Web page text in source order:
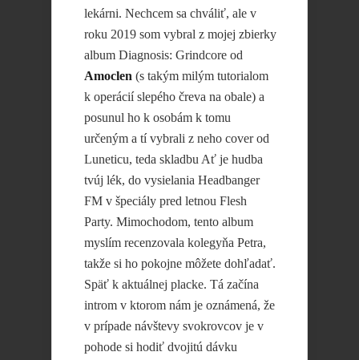
lekárni. Nechcem sa chváliť, ale v
roku 2019 som vybral z mojej zbierky
album Diagnosis: Grindcore od
Amoclen (s takým milým tutorialom
k operácií slepého čreva na obale) a
posunul ho k osobám k tomu
určeným a tí vybrali z neho cover od
Luneticu, teda skladbu Ať je hudba
tvúj lék, do vysielania Headbanger
FM v špeciály pred letnou Flesh
Party. Mimochodom, tento album
myslím recenzovala kolegyňa Petra,
takže si ho pokojne môžete dohľadať.
Späť k aktuálnej placke. Tá začína
introm v ktorom nám je oznámená, že
v prípade návštevy svokrovcov je v
pohode si hodiť dvojitú dávku